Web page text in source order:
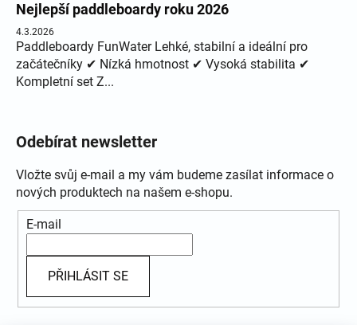
Nejlepší paddleboardy roku 2026
4.3.2026
Paddleboardy FunWater Lehké, stabilní a ideální pro
začátečníky ✔ Nízká hmotnost ✔ Vysoká stabilita ✔
Kompletní set Z...
Odebírat newsletter
Vložte svůj e-mail a my vám budeme zasílat informace o
nových produktech na našem e-shopu.
E-mail
PŘIHLÁSIT SE